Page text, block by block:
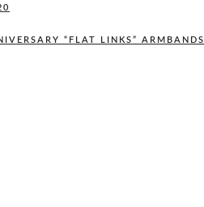
“FLAT LINKS” ARMBANDS